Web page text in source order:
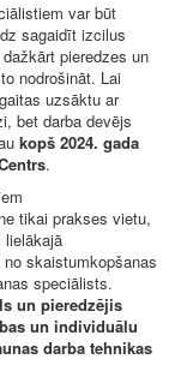
var būt
sagaidīt izcilus
pieredzes un
nodrošināt. Lai
uzsāktu ar
bet darba devējs
kopš 2024. gada
.
tikai prakses vietu,
lielākajā
skaistumkopšanas
speciālists.
un pieredzējis
un individuālu
darba tehnikas